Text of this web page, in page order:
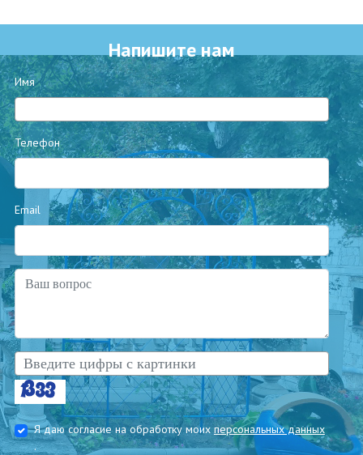
Напишите нам
Имя
Телефон
Email
Я даю согласие на обработку моихперсональных данных
.